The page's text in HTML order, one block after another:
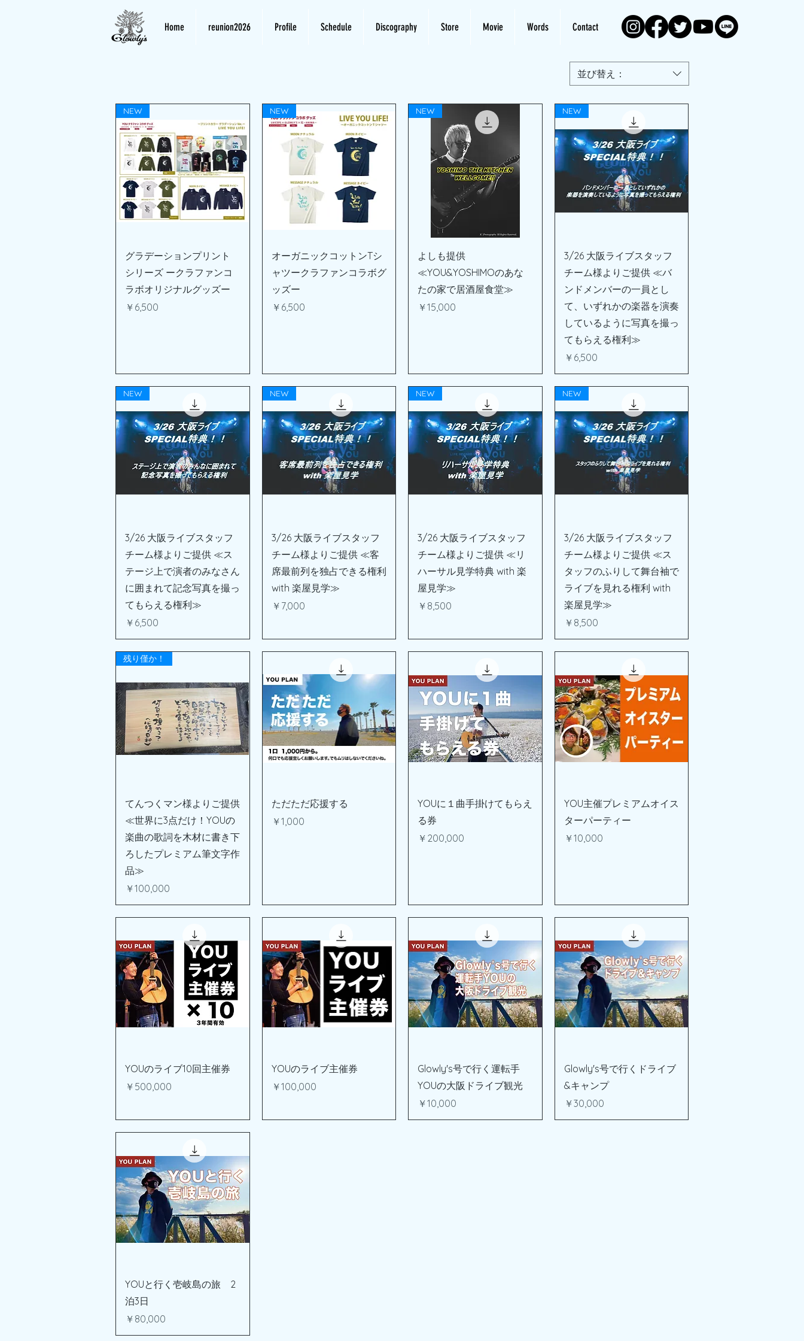
Home reunion2026 Profile Schedule Discography Store Movie Words Contact
並び替え：
クイックビュー
NEW
グラデーションプリント
シリーズ ークラファンコ
ラボオリジナルグッズー
価格
￥6,500
クイックビュー
NEW
オーガニックコットンTシ
ャツークラファンコラボグ
ッズー
価格
￥6,500
クイックビュー
NEW
よしも提供
≪YOU&YOSHIMOのあな
たの家で居酒屋食堂≫
価格
￥15,000
クイックビュー
NEW
3/26 大阪ライブスタッフ
チーム様よりご提供 ≪バ
ンドメンバーの一員とし
て、いずれかの楽器を演奏
しているように写真を撮っ
てもらえる権利≫
価格
￥6,500
クイックビュー
NEW
3/26 大阪ライブスタッフ
チーム様よりご提供 ≪ス
テージ上で演者のみなさん
に囲まれて記念写真を撮っ
てもらえる権利≫
価格
￥6,500
クイックビュー
NEW
3/26 大阪ライブスタッフ
チーム様よりご提供 ≪客
席最前列を独占できる権利
with 楽屋見学≫
価格
￥7,000
クイックビュー
NEW
3/26 大阪ライブスタッフ
チーム様よりご提供 ≪リ
ハーサル見学特典 with 楽
屋見学≫
価格
￥8,500
クイックビュー
NEW
3/26 大阪ライブスタッフ
チーム様よりご提供 ≪ス
タッフのふりして舞台袖で
ライブを見れる権利 with
楽屋見学≫
価格
￥8,500
クイックビュー
残り僅か！
てんつくマン様よりご提供
≪世界に3点だけ！YOUの
楽曲の歌詞を木材に書き下
ろしたプレミアム筆文字作
品≫
価格
￥100,000
クイックビュー
ただただ応援する
価格
￥1,000
クイックビュー
YOUに１曲手掛けてもらえ
る券
価格
￥200,000
クイックビュー
YOU主催プレミアムオイス
ターパーティー
価格
￥10,000
クイックビュー
YOUのライブ10回主催券
価格
￥500,000
クイックビュー
YOUのライブ主催券
価格
￥100,000
クイックビュー
Glowly's号で行く運転手
YOUの大阪ドライブ観光
価格
￥10,000
クイックビュー
Glowly's号で行くドライブ
&キャンプ
価格
￥30,000
クイックビュー
YOUと行く壱岐島の旅 2
泊3日
価格
￥80,000